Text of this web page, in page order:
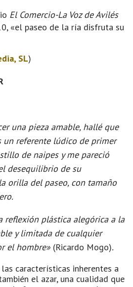
El Comercio-La Voz de Avilés
«el paseo de la ría disfruta su
SL)
una pieza amable, hallé que
un referente lúdico de primer
de naipes y me pareció
desequilibrio de su
orilla del paseo, con tamaño
reflexión plástica alegórica a la
y limitada de cualquier
el hombre» (Ricardo Mogo).
características inherentes a
el azar, una cualidad que